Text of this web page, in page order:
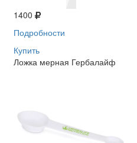
1400
Подробности
Купить
Ложка мерная Гербалайф